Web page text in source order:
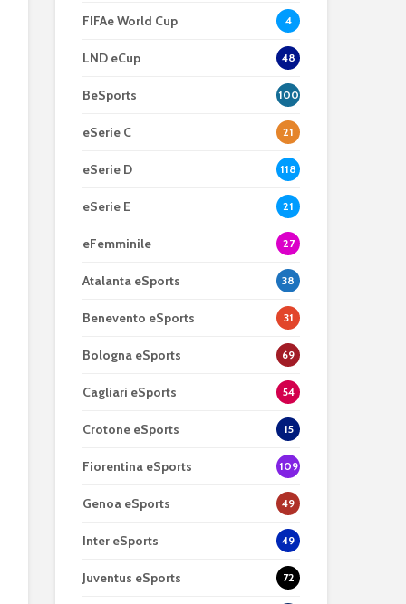
FIFAe World Cup 4
LND eCup 48
BeSports 100
eSerie C 21
eSerie D 118
eSerie E 21
eFemminile 27
Atalanta eSports 38
Benevento eSports 31
Bologna eSports 69
Cagliari eSports 54
Crotone eSports 15
Fiorentina eSports 109
Genoa eSports 49
Inter eSports 49
Juventus eSports 72